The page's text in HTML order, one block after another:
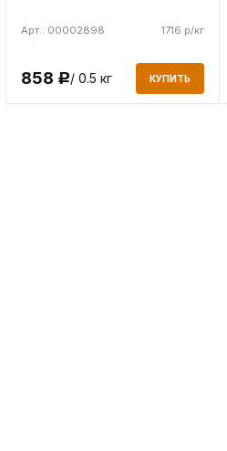
1716 р/кг
Арт.: 00002898
858 Р/ 0.5 кг КУПИТЬ